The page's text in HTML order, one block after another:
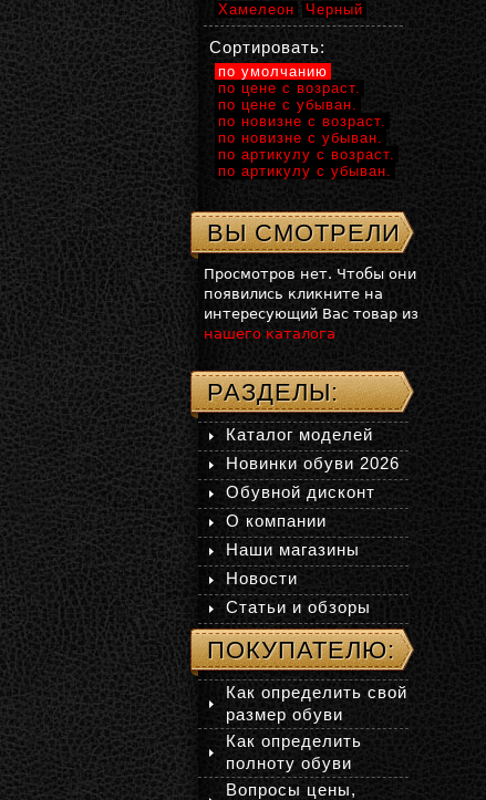
Хамелеон
Черный
Сортировать:
по умолчанию
по цене с возраст.
по цене с убыван.
по новизне с возраст.
по новизне с убыван.
по артикулу с возраст.
по артикулу с убыван.
ВЫ СМОТРЕЛИ
Просмотров нет. Чтобы они
появились кликните на
интересующий Вас товар из
нашего каталога
РАЗДЕЛЫ:
Каталог моделей
Новинки обуви 2026
Обувной дисконт
О компании
Наши магазины
Новости
Статьи и обзоры
ПОКУПАТЕЛЮ:
Как определить свой
размер обуви
Как определить
полноту обуви
Вопросы цены,